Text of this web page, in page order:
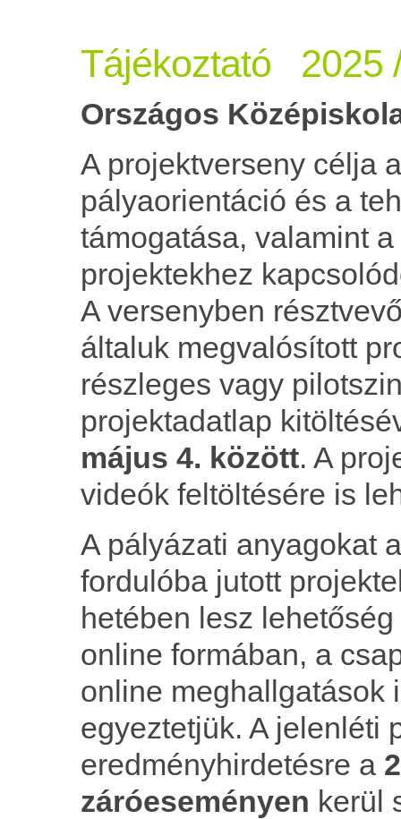
Tájékoztató 2025
Országos
A projektverseny célja
pályaorientáció és a
támogatása, valamint
projektekhez
A versenyben
általuk megvalósított
részleges vagy
projektadatlap
május 4. között. A
videók feltöltésére is
A pályázati anyagokat
fordulóba jutott
hetében lesz
online formában, a
online meghallgatások
egyeztetjük. A jelenléti
eredményhirdetésre a
záróeseményen kerül